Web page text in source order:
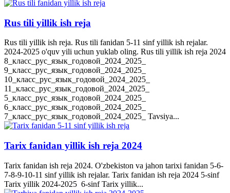
Rus tili yillik ish reja
Rus tili yillik ish reja. Rus tili fanidan 5-11 sinf yillik ish rejalar.
2024-2025 o'quv yili uchun yuklab oling. Rus tili yillik ish reja 2024
8_класс_рус_язык_годовой_2024_2025_
9_класс_рус_язык_годовой_2024_2025_
10_класс_рус_язык_годовой_2024_2025_
11_класс_рус_язык_годовой_2024_2025_
5_класс_рус_язык_годовой_2024_2025_
6_класс_рус_язык_годовой_2024_2025_
7_класс_рус_язык_годовой_2024_2025_ Tavsiya...
Tarix fanidan yillik ish reja 2024
Tarix fanidan ish reja 2024. O'zbekiston va jahon tarixi fanidan 5-6-
7-8-9-10-11 sinf yillik ish rejalar. Tarix fanidan ish reja 2024 5-sinf
Tarix yillik 2024-2025 6-sinf Tarix yillik...